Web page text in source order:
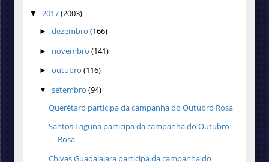
▼ 2017(2003)
► dezembro (166)
► novembro (141)
► outubro (116)
▼ setembro (94)
Querétaro participa da campanha do Outubro Rosa
Santos Laguna participa da campanha do Outubro
Rosa
Chivas Guadalajara participa da campanha do